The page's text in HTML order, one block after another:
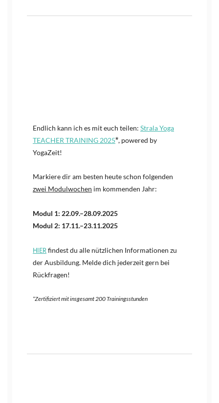
Endlich kann ich es mit euch teilen: Strala Yoga
TEACHER TRAINING 2025*, powered by
YogaZeit!
Markiere dir am besten heute schon folgenden
zwei Modulwochen im kommenden Jahr:
Modul 1: 22.09.–28.09.2025
Modul 2: 17.11.–23.11.2025
HIERfindest du alle nützlichen Informationen zu
der Ausbildung. Melde dich jederzeit gern bei
Rückfragen!
*Zertifiziert mit insgesamt 200 Trainingsstunden